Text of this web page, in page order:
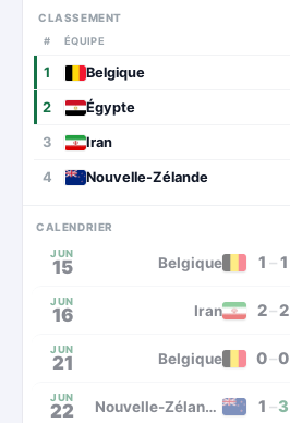
CLASSEMENT
# ÉQUIPE
1 Belgique
2 Égypte
3 Iran
4 Nouvelle-Zélande
CALENDRIER
JUN
15 Belgique 1 –1
JUN
16 Iran 2–2
JUN
21 Belgique 0–0
JUN
22 Nouvelle-Zélande 1 –3